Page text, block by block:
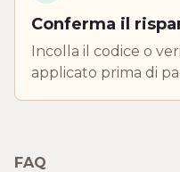
Conferma il
Incolla il codice o
applicato prima di
FAQ